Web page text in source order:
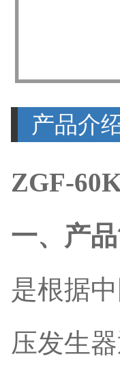
产品介
ZGF-
一、产
是根据
压发生